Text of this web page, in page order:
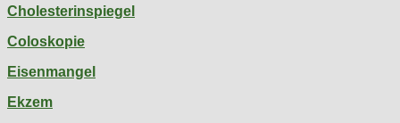
Cholesterinspiegel
Coloskopie
Eisenmangel
Ekzem